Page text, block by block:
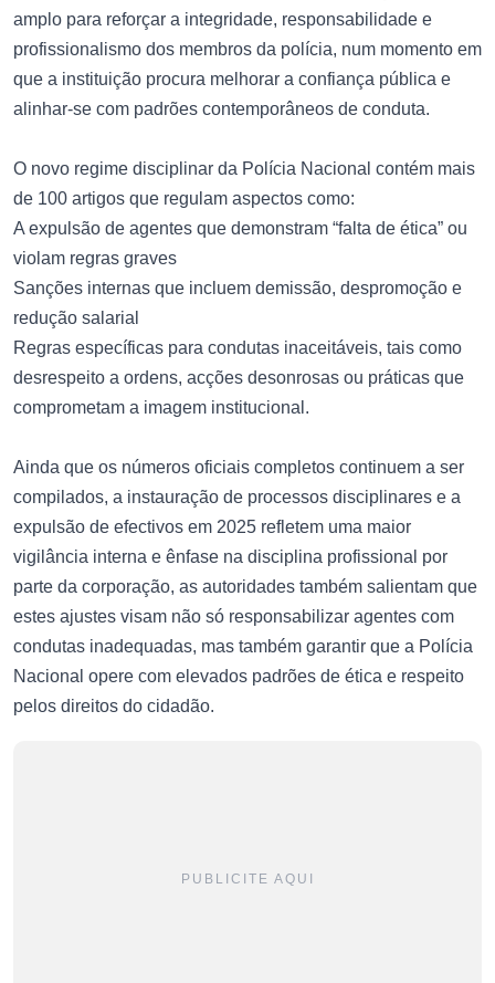
amplo para reforçar a integridade, responsabilidade e
profissionalismo dos membros da polícia, num momento em
que a instituição procura melhorar a confiança pública e
alinhar-se com padrões contemporâneos de conduta.
O novo regime disciplinar da Polícia Nacional contém mais
de 100 artigos que regulam aspectos como:
A expulsão de agentes que demonstram “falta de ética” ou
violam regras graves
Sanções internas que incluem demissão, despromoção e
redução salarial
Regras específicas para condutas inaceitáveis, tais como
desrespeito a ordens, acções desonrosas ou práticas que
comprometam a imagem institucional.
Ainda que os números oficiais completos continuem a ser
compilados, a instauração de processos disciplinares e a
expulsão de efectivos em 2025 refletem uma maior
vigilância interna e ênfase na disciplina profissional por
parte da corporação, as autoridades também salientam que
estes ajustes visam não só responsabilizar agentes com
condutas inadequadas, mas também garantir que a Polícia
Nacional opere com elevados padrões de ética e respeito
pelos direitos do cidadão.
PUBLICITE AQUI